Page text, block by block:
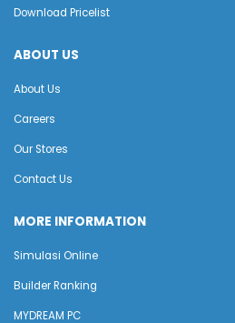
Download Pricelist
ABOUT US
About Us
Careers
Our Stores
Contact Us
MORE INFORMATION
Simulasi Online
Builder Ranking
MYDREAM PC